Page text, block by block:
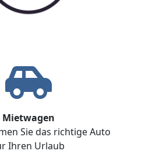
Mietwagen
Sie das richtige Auto
Ihren Urlaub